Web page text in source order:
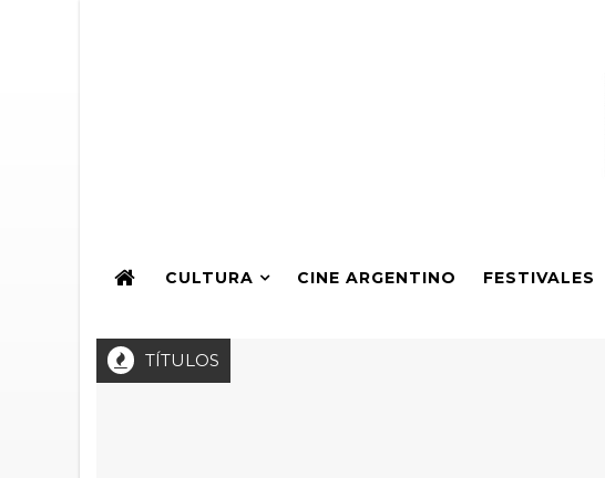
CULTURA CINE ARGENTINO FESTIVALES
TÍTULOS